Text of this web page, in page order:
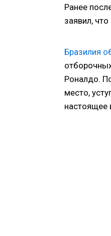
Ранее
заявил,
Бразилия
Роналдо.
место,
настоящее